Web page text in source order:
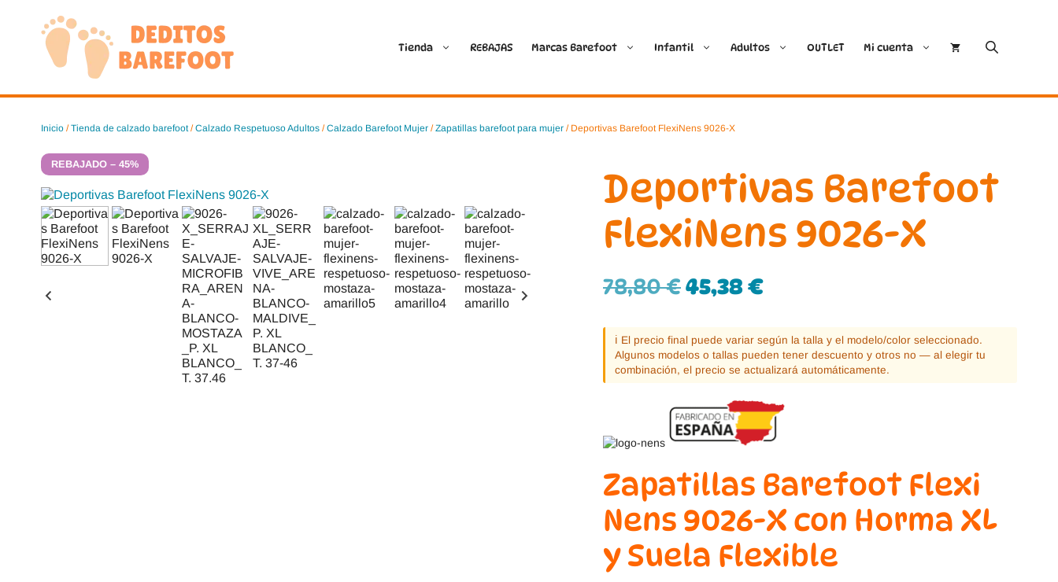
contenido
Tienda REBAJAS Marcas Barefoot
Ballop
Crave Barefoot
Coimbra
Dada
Batilas
Crecendo
Ipanema
Cóndor
Deditos
Demax
FlexiNens
Magical Shoes
OldSoles
RIA
Stitch & Walk
Vivant
Dodo Shoes
Igor
OmaKing
Titanitos
Tikki
Infantil Adultos OUTLET Mi cuenta
Inicio /Tienda de calzado barefoot/Calzado Respetuoso Adultos /Calzado Barefoot Mujer /Zapatillas barefoot para mujer / Deportivas Barefoot FlexiNens 9026-X
REBAJADO – 45%
Deportivas Barefoot
FlexiNens 9026-X
78,80€45,38 €
ℹ️ El precio final puede variar según la talla y el modelo/color seleccionado.
Algunos modelos o tallas pueden tener descuento y otros no — al elegir tu
combinación, el precio se actualizará automáticamente.
Zapatillas Barefoot Flexi
Nens 9026-X con Horma XL
y Suela Flexible